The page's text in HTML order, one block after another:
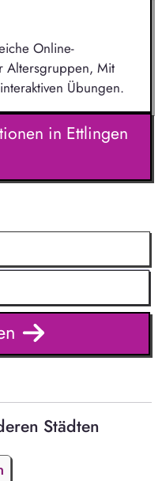
Online-
Altersgruppen, Mit
Übungen.
in Ettlingen
Städten